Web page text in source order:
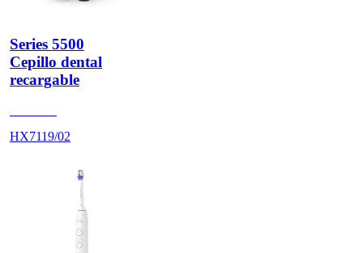
Series 5500
Cepillo dental
recargable
HX7119/02